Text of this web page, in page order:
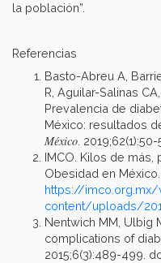
la población”.
Referencias
Basto-Abreu A,
R, Aguilar-Salinas
Prevalencia de
México: resultados
México .
IMCO. Kilos de
Obesidad en
https://
content/uploads/
Nentwich MM, Ulbig
complications of
2015;6(3):489-499.